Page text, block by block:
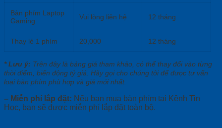
Bàn phím Laptop
Gaming
Vui lòng liên hệ 12 tháng
Thay lẻ 1 phím 20,000 12 tháng
* Lưu ý: Trên đây là bảng giá tham khảo, có thể thay đổi vào từng
thời điểm, biến động tỷ giá. Hãy gọi cho chúng tôi để được tư vấn
loại bàn phím phù hợp và giá mới nhất.
– Miễn phí lắp đặt: Nếu bạn mua bàn phím tại Kênh Tin
Học, bạn sẽ được miễn phí lắp đặt toàn bộ.